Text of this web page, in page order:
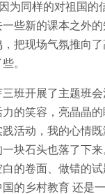
为同样的对祖国的
些新的课本之外的
把现场气氛推向
。
开展了主题班会
的笑容，亮晶晶
活动，我的心情既
块石头也落了下
的卷面、做错的
的乡村教育 还是